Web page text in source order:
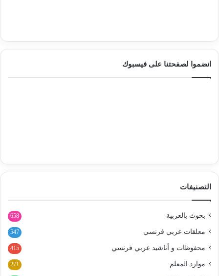
انضموا لصفحتنا على فيسبوك
التصنيفات
بحوث بالعربية 658
معلقات عربي فرنسي 547
محفوظات و أناشيد عربي فرنسي 415
موارد المعلم 271